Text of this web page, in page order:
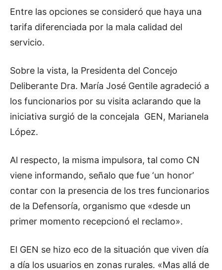
Entre las opciones se consideró que haya una
tarifa diferenciada por la mala calidad del
servicio.
Sobre la vista, la Presidenta del Concejo
Deliberante Dra. María José Gentile agradeció a
los funcionarios por su visita aclarando que la
iniciativa surgió de la concejala GEN, Marianela
López.
Al respecto, la misma impulsora, tal como CN
viene informando, señalo que fue ‘un honor’
contar con la presencia de los tres funcionarios
de la Defensoría, organismo que «desde un
primer momento recepcionó el reclamo».
El GEN se hizo eco de la situación que viven día
a día los usuarios en zonas rurales. «Mas allá de